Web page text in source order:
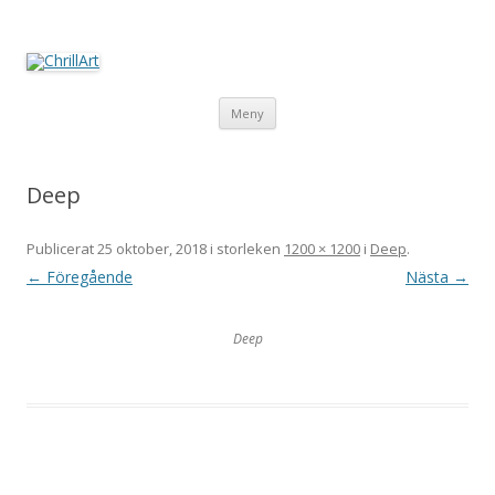
Meny
Deep
Publicerat25 oktober, 2018 i storleken 1200 × 1200 i Deep.
← Föregående Nästa →
Deep